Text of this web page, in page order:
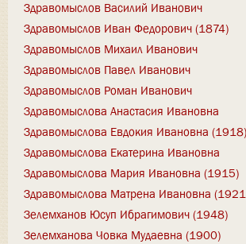
Здравомыслов Василий Иванович
Здравомыслов Иван Федорович (1874)
Здравомыслов Михаил Иванович
Здравомыслов Павел Иванович
Здравомыслов Роман Иванович
Здравомыслова Анастасия Ивановна
Здравомыслова Евдокия Ивановна (1918)
Здравомыслова Екатерина Ивановна
Здравомыслова Мария Ивановна (1915)
Здравомыслова Матрена Ивановна
Зелемханов Юсуп Ибрагимович (1948)
Зелемханова Човка Мудаевна (1900)